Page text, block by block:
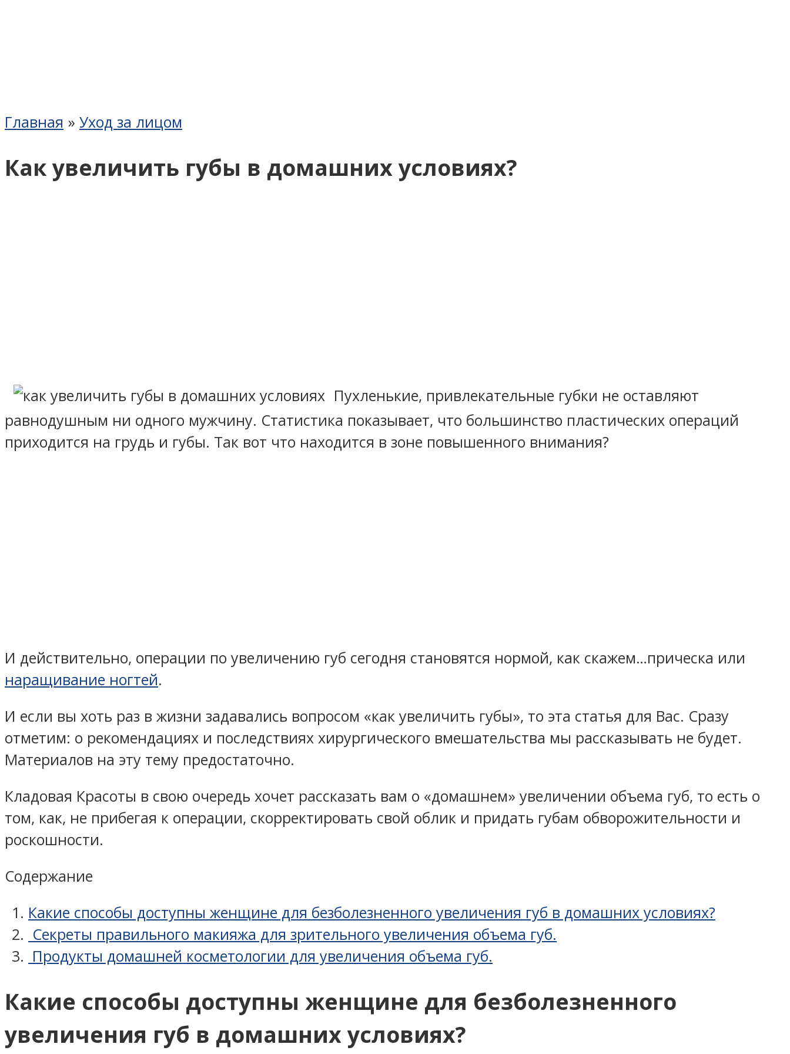
Главная » Уход за лицом
Как увеличить губы в домашних условиях?
Пухленькие, привлекательные губки не оставляют
равнодушным ни одного мужчину. Статистика показывает, что большинство пластических операций
приходится на грудь и губы. Так вот что находится в зоне повышенного внимания?
И действительно, операции по увеличению губ сегодня становятся нормой, как скажем…прическа или
наращивание ногтей.
И если вы хоть раз в жизни задавались вопросом «как увеличить губы», то эта статья для Вас. Сразу
отметим: о рекомендациях и последствиях хирургического вмешательства мы рассказывать не будет.
Материалов на эту тему предостаточно.
Кладовая Красоты в свою очередь хочет рассказать вам о «домашнем» увеличении объема губ, то есть о
том, как, не прибегая к операции, скорректировать свой облик и придать губам обворожительности и
роскошности.
Содержание
Какие способы доступны женщине для безболезненного увеличения губ в домашних условиях?
Секреты правильного макияжа для зрительного увеличения объема губ.
Продукты домашней косметологии для увеличения объема губ.
Какие способы доступны женщине для безболезненного
увеличения губ в домашних условиях?